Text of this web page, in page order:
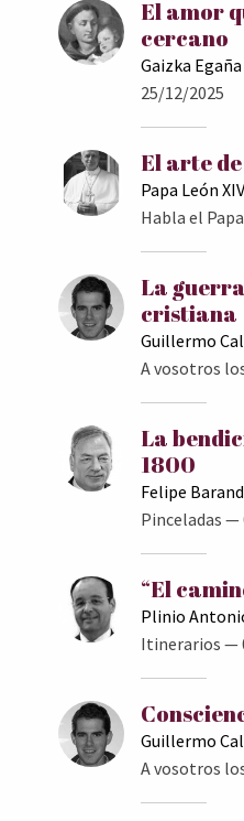
El amor
cercano
Gaizka Egaña
25/12/2025
El arte
Papa León XIV
Habla el Papa
La
cristiana
Guillermo
A vosotros
La
1800
Felipe
Pinceladas —
“El
Plinio
Itinerarios —
Guillermo
A vosotros